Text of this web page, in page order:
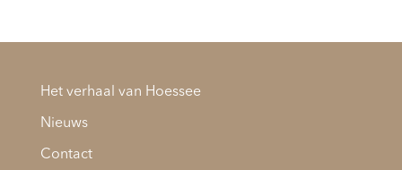
Het verhaal van Hoessee
Nieuws
Contact